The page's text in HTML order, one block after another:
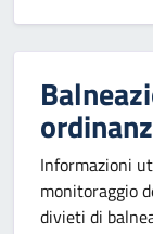
Informazioni
monitoraggio
divieti di